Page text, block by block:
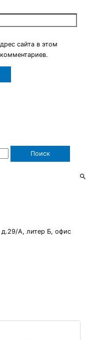
сайта в этом
А, литер Б, офис